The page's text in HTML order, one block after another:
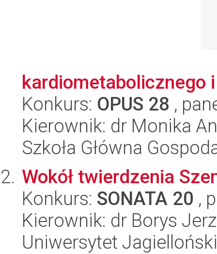
kardiometabolicznego
Konkurs: OPUS 28 ,
Kierownik: dr Monika
Szkoła Główna
Wokół twierdzenia
Konkurs: SONATA 20 ,
Kierownik: dr Borys
Uniwersytet Jagielloński